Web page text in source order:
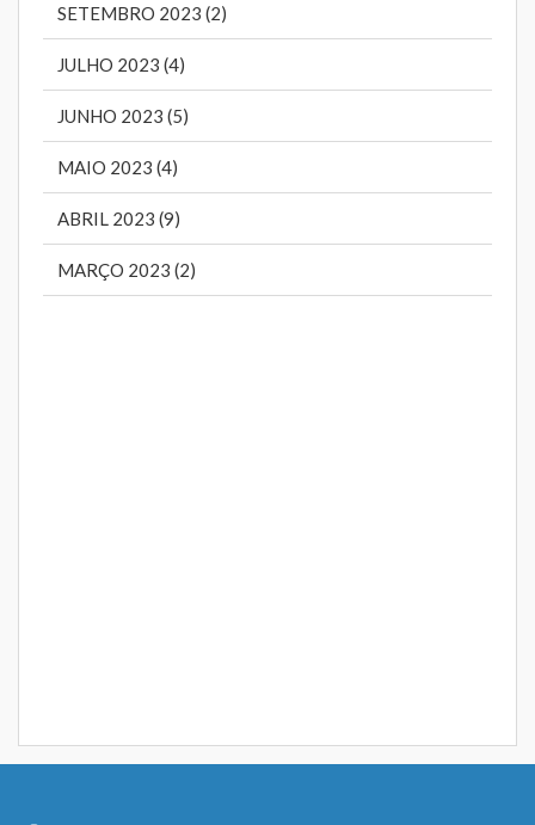
SETEMBRO 2023 (2)
JULHO 2023 (4)
JUNHO 2023 (5)
MAIO 2023 (4)
ABRIL 2023 (9)
MARÇO 2023 (2)